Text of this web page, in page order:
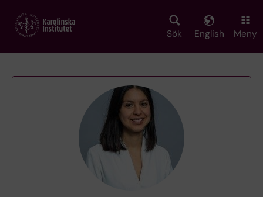
main
Sök English Meny